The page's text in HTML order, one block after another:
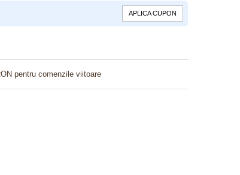
APLICA CUPON
pentru comenzile viitoare